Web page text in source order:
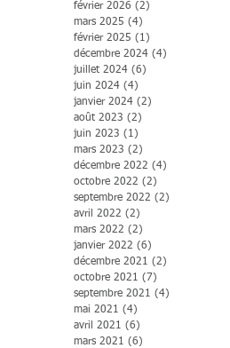
février 2026 (2)
mars 2025 (4)
février 2025 (1)
décembre 2024 (4)
juillet 2024 (6)
juin 2024 (4)
janvier 2024 (2)
août 2023 (2)
juin 2023 (1)
mars 2023 (2)
décembre 2022 (4)
octobre 2022 (2)
septembre 2022 (2)
avril 2022 (2)
mars 2022 (2)
janvier 2022 (6)
décembre 2021 (2)
octobre 2021 (7)
septembre 2021 (4)
mai 2021 (4)
avril 2021 (6)
mars 2021 (6)